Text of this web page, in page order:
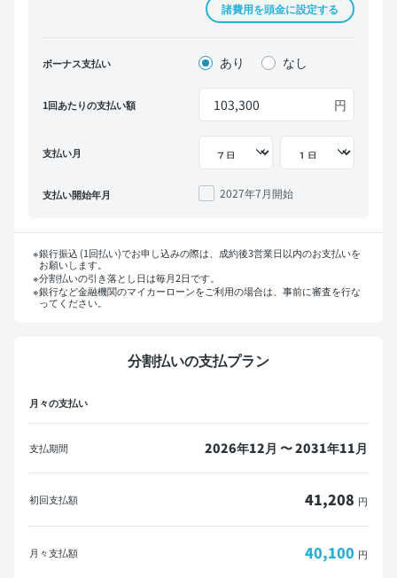
諸費用を頭金に設定する
ボーナス支払い あり なし
1回あたりの支払い額 円
支払い月
支払い開始年月 2027年7月開始
銀行振込 (1回払い)でお申し込みの際は、成約後3営業日以内のお支払いを
お願いします。
分割払いの引き落とし日は毎月2日です。
銀行など金融機関のマイカーローンをご利用の場合は、事前に審査を行な
ってください。
マイカーローンをご利用の方へ
※一部の金融機関ではローンが組めない場合がございます。
PDFダウンロード
分割払いの支払プラン
月々の支払い
支払期間 2026年12月 〜 2031年11月
初回支払額 41,208 円
月々支払額 40,100 円